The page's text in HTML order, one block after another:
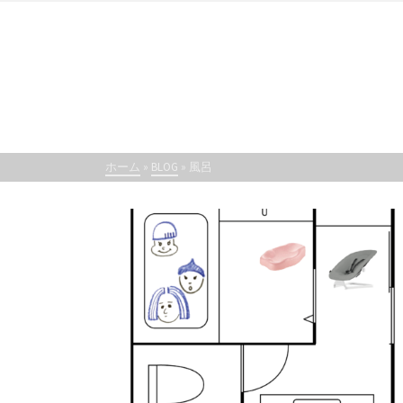
ホーム » BLOG » 風呂